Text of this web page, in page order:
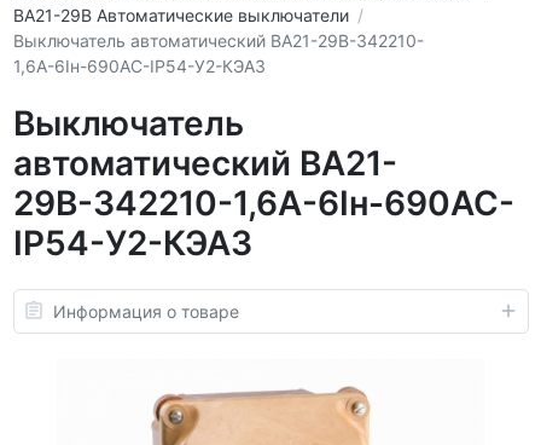
ВА21-29В Автоматические выключатели
Выключатель автоматический ВА21-29В-342210-
1,6А-6Iн-690AC-IP54-У2-КЭАЗ
Выключатель
автоматический ВА21-
29В-342210-1,6А-6Iн-690AC-
IP54-У2-КЭАЗ
Информация о товаре